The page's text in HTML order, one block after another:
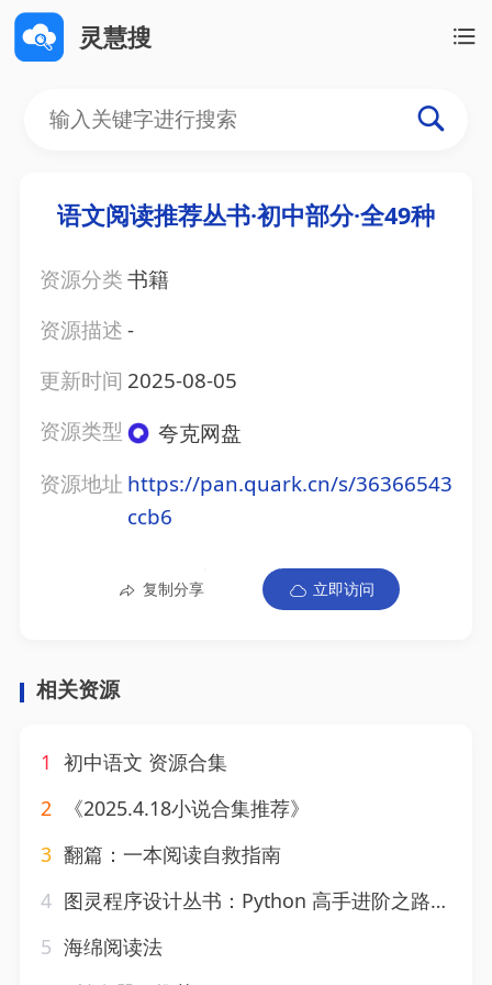
灵慧搜
语文阅读推荐丛书·初中部分·全49种
资源分类书籍
资源描述-
更新时间 2025-08-05
资源类型
夸克网盘
资源地址 https://pan.quark.cn/s/36366543
ccb6
复制分享 立即访问
相关资源
1 初中语文 资源合集
2
《2025.4.18小说合集推荐》
3 翻篇：一本阅读自救指南
4 图灵程序设计丛书：Python 高手进阶之路（套装全10册）- 萨卡尔 等
5 海绵阅读法